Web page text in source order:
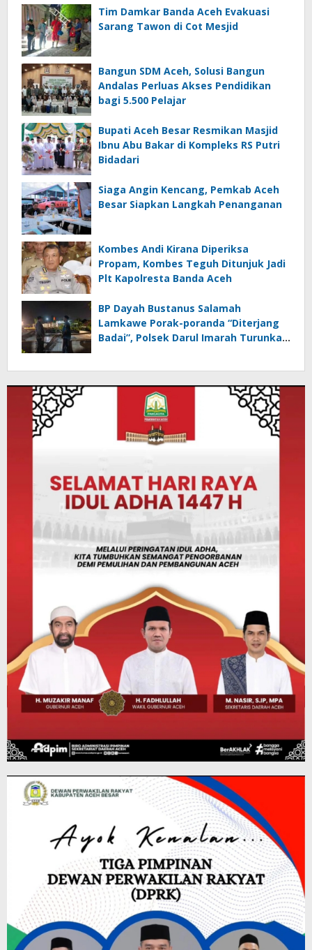
Tim Damkar Banda Aceh Evakuasi
Sarang Tawon di Cot Mesjid
Bangun SDM Aceh, Solusi Bangun
Andalas Perluas Akses Pendidikan
bagi 5.500 Pelajar
Bupati Aceh Besar Resmikan Masjid
Ibnu Abu Bakar di Kompleks RS Putri
Bidadari
Siaga Angin Kencang, Pemkab Aceh
Besar Siapkan Langkah Penanganan
Kombes Andi Kirana Diperiksa
Propam, Kombes Teguh Ditunjuk Jadi
Plt Kapolresta Banda Aceh
BP Dayah Bustanus Salamah
Lamkawe Porak-poranda “Diterjang
Badai”, Polsek Darul Imarah Turunkan